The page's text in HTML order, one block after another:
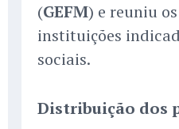
(GEFM) e reuniu
instituições
sociais.
Distribuição dos